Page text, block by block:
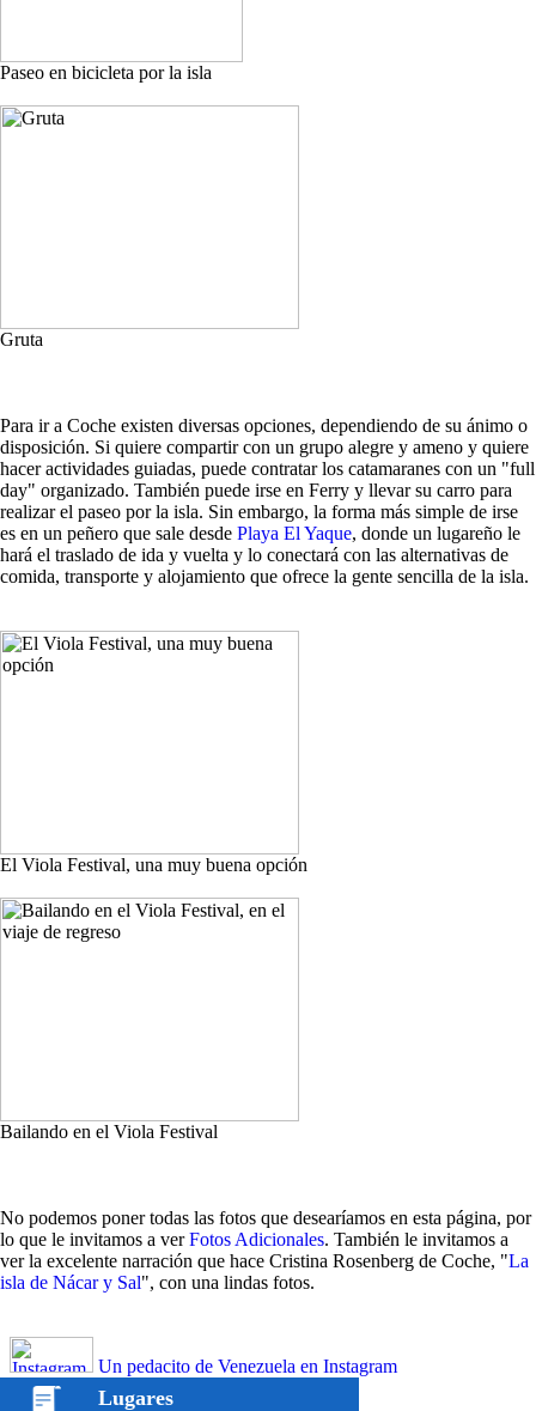
Paseo en bicicleta por la isla
Gruta
Para ir a Coche existen diversas opciones, dependiendo de su ánimo o
disposición. Si quiere compartir con un grupo alegre y ameno y quiere
hacer actividades guiadas, puede contratar los catamaranes con un "full
day" organizado. También puede irse en Ferry y llevar su carro para
realizar el paseo por la isla. Sin embargo, la forma más simple de irse
es en un peñero que sale desde Playa El Yaque, donde un lugareño le
hará el traslado de ida y vuelta y lo conectará con las alternativas de
comida, transporte y alojamiento que ofrece la gente sencilla de la isla.
El Viola Festival, una muy buena opción
Bailando en el Viola Festival
No podemos poner todas las fotos que desearíamos en esta página, por
lo que le invitamos a verFotos Adicionales. También le invitamos a
ver la excelente narración que hace Cristina Rosenberg de Coche, "La
isla de Nácar y Sal", con una lindas fotos.
Un pedacito de Venezuela en Instagram
Lugares